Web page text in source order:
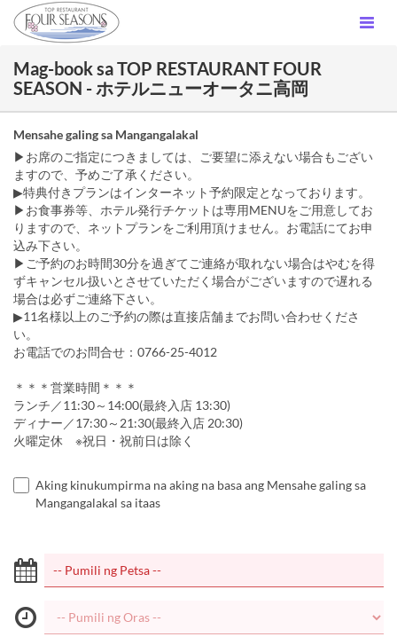
Mag-book sa TOP RESTAURANT FOUR
SEASON - ホテルニューオータニ高岡
Mensahe galing sa Mangangalakal
▶お席のご指定につきましては、ご要望に添えない場合もござい
ますので、予めご了承ください。
▶特典付きプランはインターネット予約限定となっております。
▶お食事券等、ホテル発行チケットは専用MENUをご用意してお
りますので、ネットプランをご利用頂けません。お電話にてお申
込み下さい。
▶ご予約のお時間30分を過ぎてご連絡が取れない場合はやむを得
ずキャンセル扱いとさせていただく場合がございますので遅れる
場合は必ずご連絡下さい。
▶11名様以上のご予約の際は直接店舗までお問い合わせくださ
い。
お電話でのお問合せ：0766-25-4012
＊＊＊営業時間＊＊＊
ランチ／11:30～14:00(最終入店 13:30)
ディナー／17:30～21:30(最終入店 20:30)
火曜定休 ※祝日・祝前日は除く
Aking kinukumpirma na aking na basa ang Mensahe galing sa
Mangangalakal sa itaas